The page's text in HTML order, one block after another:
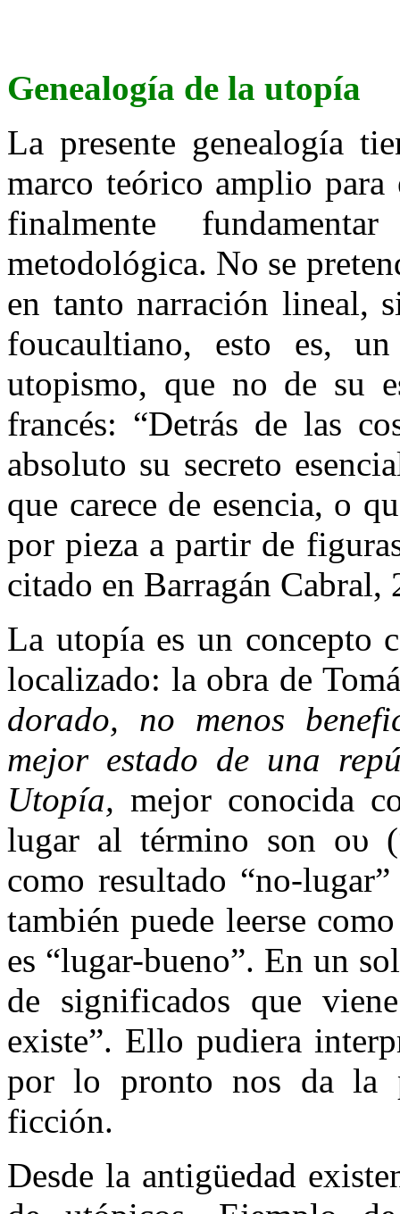
Genealogía de la utopía
La presente genealogía
marco teórico amplio
finalmente
metodológica. No se
en tanto narración lineal,
foucaultiano, esto es,
utopismo, que no de su
francés: “Detrás de las
absoluto su secreto
que carece de esencia, o
por pieza a partir de
citado en Barragán Cabral,
La utopía es un concepto
localizado: la obra de
dorado, no menos
mejor estado de una
Utopía, mejor conocida
lugar al término son ου
como resultado “no-
también puede leerse
es “lugar-bueno”. En un
de significados que
existe”. Ello pudiera
por lo pronto nos da la
ficción.
Desde la antigüedad